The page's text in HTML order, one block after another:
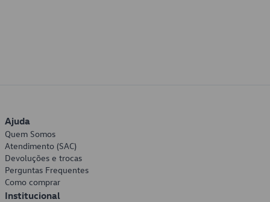
Ajuda
Quem Somos
Atendimento (SAC)
Devoluções e trocas
Perguntas Frequentes
Como comprar
Institucional